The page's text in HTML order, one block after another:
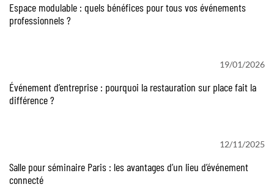
Espace modulable : quels bénéfices pour tous vos événements
professionnels ?
19/01/2026
Événement d’entreprise : pourquoi la restauration sur place fait la
différence ?
12/11/2025
Salle pour séminaire Paris : les avantages d’un lieu d’événement
connecté